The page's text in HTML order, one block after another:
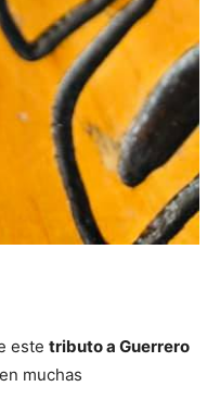
este tributo a Guerrero
muchas